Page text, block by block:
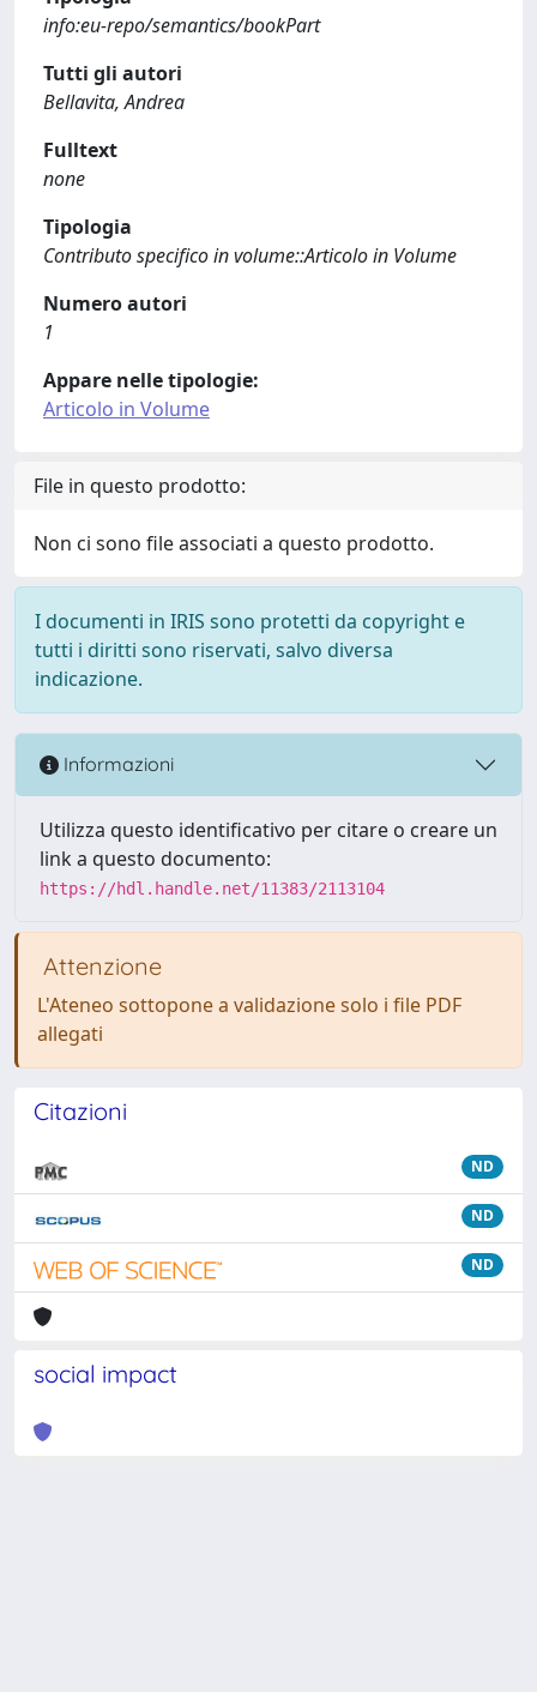
info:eu-repo/semantics/bookPart
Tutti gli autori
Bellavita, Andrea
Fulltext
none
Tipologia
Contributo specifico in volume::Articolo in Volume
Numero autori
1
Appare nelle tipologie:
Articolo in Volume
File in questo prodotto:
Non ci sono file associati a questo prodotto.
I documenti in IRIS sono protetti da copyright e
tutti i diritti sono riservati, salvo diversa
indicazione.
Informazioni
Utilizza questo identificativo per citare o creare un
link a questo documento:
https://hdl.handle.net/11383/2113104
Attenzione
L'Ateneo sottopone a validazione solo i file PDF
allegati
Citazioni
ND
ND
ND
social impact